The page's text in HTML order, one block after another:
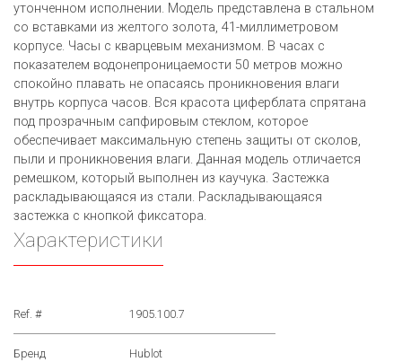
утонченном исполнении. Модель представлена в стальном
со вставками из желтого золота, 41-миллиметровом
корпусе. Часы с кварцевым механизмом. В часах с
показателем водонепроницаемости 50 метров можно
спокойно плавать не опасаясь проникновения влаги
внутрь корпуса часов. Вся красота циферблата спрятана
под прозрачным сапфировым стеклом, которое
обеспечивает максимальную степень защиты от сколов,
пыли и проникновения влаги. Данная модель отличается
ремешком, который выполнен из каучука. Застежка
раскладывающаяся из стали. Раскладывающаяся
застежка с кнопкой фиксатора.
Характеристики
Ref. # 1905.100.7
Бренд Hublot